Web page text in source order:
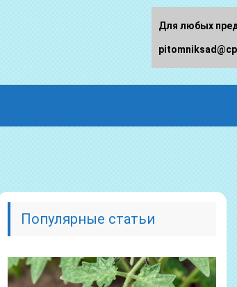
Популярные статьи
Для любых